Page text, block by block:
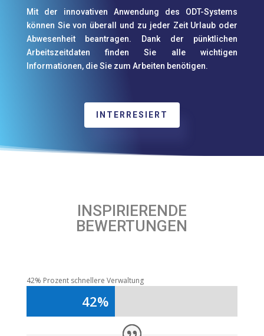
Mit der innovativen Anwendung des ODT-Systems
können Sie von überall und zu jeder Zeit Urlaub oder
Abwesenheit beantragen. Dank der pünktlichen
Arbeitszeitdaten finden Sie alle wichtigen
Informationen, die Sie zum Arbeiten benötigen.
INTERRESIERT
INSPIRIERENDE
BEWERTUNGEN
42% Prozent schnellere Verwaltung
42%
42%